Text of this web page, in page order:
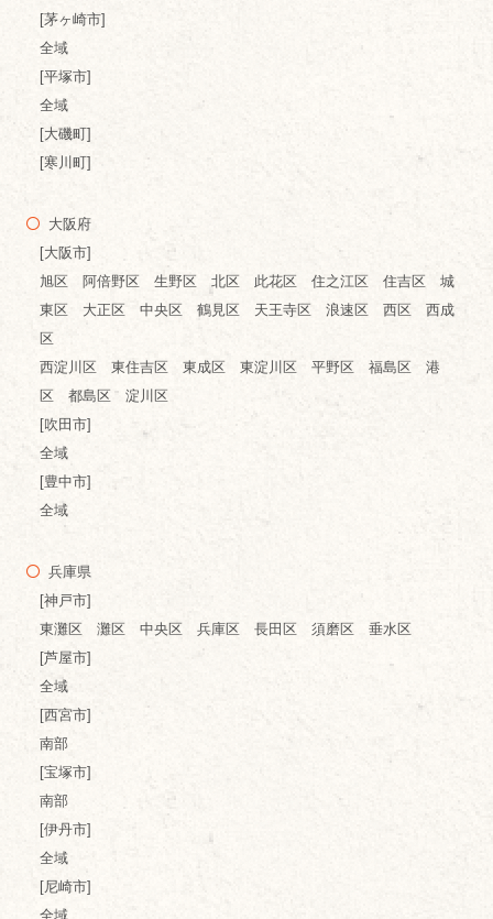
[茅ヶ崎市]
全域
[平塚市]
全域
[大磯町]
[寒川町]
大阪府
[大阪市]
旭区 阿倍野区 生野区 北区 此花区 住之江区 住吉区 城
東区 大正区 中央区 鶴見区 天王寺区 浪速区 西区 西成
区
西淀川区 東住吉区 東成区 東淀川区 平野区 福島区 港
区 都島区 淀川区
[吹田市]
全域
[豊中市]
全域
兵庫県
[神戸市]
東灘区 灘区 中央区 兵庫区 長田区 須磨区 垂水区
[芦屋市]
全域
[西宮市]
南部
[宝塚市]
南部
[伊丹市]
全域
[尼崎市]
全域